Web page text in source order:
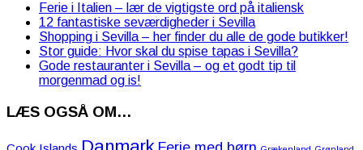
Ferie i Italien – lær de vigtigste ord på italiensk
12 fantastiske seværdigheder i Sevilla
Shopping i Sevilla – her finder du alle de gode butikker!
Stor guide: Hvor skal du spise tapas i Sevilla?
Gode restauranter i Sevilla – og et godt tip til
morgenmad og is!
LÆS OGSÅ OM…